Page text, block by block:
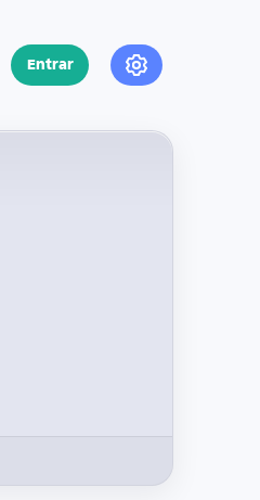
Entrar